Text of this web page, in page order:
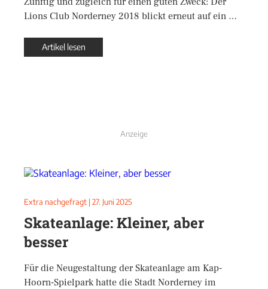
Lions Club Norderney 2018 blickt erneut auf ein …
Artikel lesen
Anzeige
Extra nachgefragt | 27. Juni 2025
Skateanlage: Kleiner, aber
besser
Für die Neugestaltung der Skateanlage am Kap-
Hoorn-Spielpark hatte die Stadt Norderney im